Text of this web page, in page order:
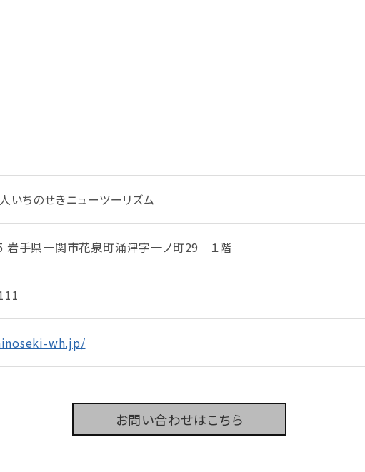
いちのせきニューツーリズム
岩手県一関市花泉町涌津字一ノ町29 １階
wh.jp/
お問い合わせはこちら